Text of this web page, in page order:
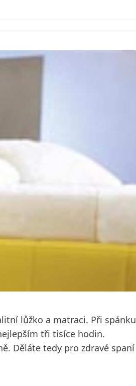
lůžko a matraci. Při spánku
tři tisíce hodin.
Děláte tedy pro zdravé spaní